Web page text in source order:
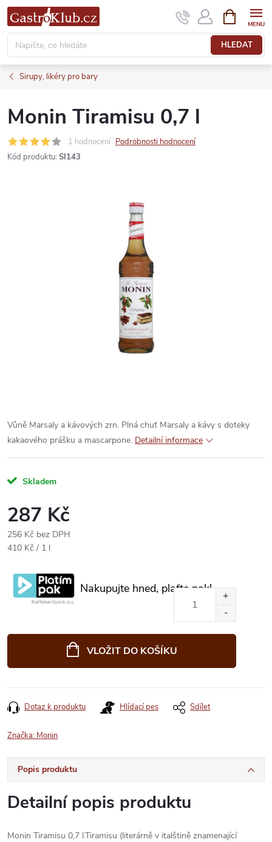
Přejít
na
obsah
HLEDAT
NÁKUPNÍ
KOŠÍK
Sirupy, likéry pro bary
Monin Tiramisu 0,7 l
1 hodnocení Podrobnosti hodnocení
Kód produktu: SI143
Vůně Marsaly a kávových zrn. Plná chuť Marsaly a kávy s doteky
kakaového prášku a mascarpone. Detailní informace
Skladem
287 Kč
256 Kč bez DPH
Měrná
410 Kč / 1 l
Nakupujte hned, plaťte pak!
VLOŽIT DO KOŠÍKU
Dotaz k produktu Hlídací pes Sdílet
Značka: Monin
Popis produktu
Detailní popis produktu
Monin Tiramisu 0,7 l.Tiramisu (literárně v italštině znamenající